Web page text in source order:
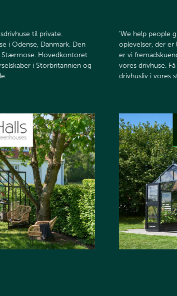
til private.
i Odense, Danmark. Den
Stærmose. Hovedkontoret
i Storbritannien og
’We help people
oplevelser, der er
er vi
vores drivhuse.
drivhusliv i vores